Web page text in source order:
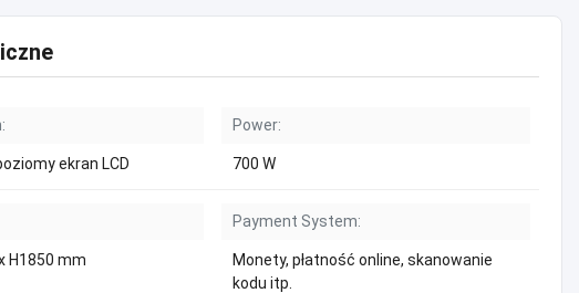
ekran LCD
Power:
700 W
H1850 mm
Payment System:
Monety, płatność online, skanowanie
kodu itp.